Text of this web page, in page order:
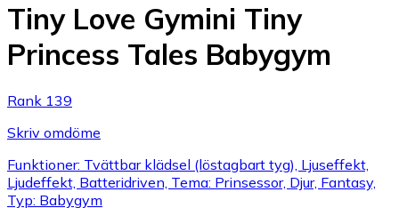
Tiny Love Gymini Tiny
Princess Tales Babygym
Rank 139
Skriv omdöme
Funktioner: Tvättbar klädsel (löstagbart tyg), Ljuseffekt,
Ljudeffekt, Batteridriven, Tema: Prinsessor, Djur, Fantasy,
Typ: Babygym